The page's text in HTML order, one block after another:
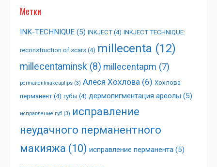
Метки
INK-TECHNIQUE (5) INKJECT (4) INKJECT TECHNIQUE:
reconstruction of scars (4) millecenta (12)
millecentaminsk (8) millecentapm (7)
permanentmakeuplips (3) Алеся Хохлова (6) Хохлова
перманент (4) губы (4) дермопигментация ареолы (5)
исправление губ (3) исправление
неудачного перманентного
макияжа (10) исправление перманента (5)